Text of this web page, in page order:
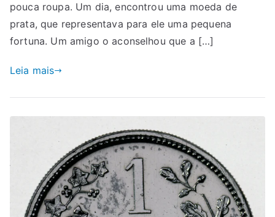
pouca roupa. Um dia, encontrou uma moeda de
prata, que representava para ele uma pequena
fortuna. Um amigo o aconselhou que a […]
Leia mais